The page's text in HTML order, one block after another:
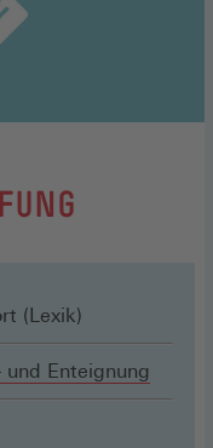
(Lexik)
und Enteignung